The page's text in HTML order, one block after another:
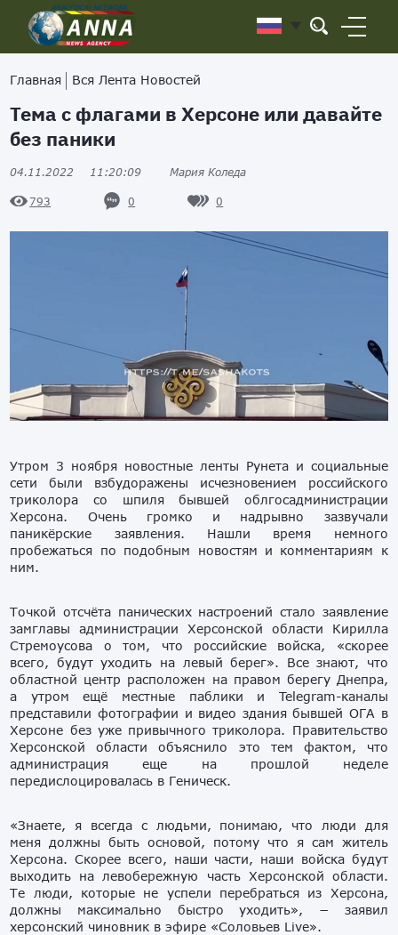
Главная Вся Лента Новостей
Тема с флагами в Херсоне или давайте
без паники
04.11.2022 11:20:09 Мария Коледа
793 0 0
Утром 3 ноября новостные ленты Рунета и социальные
сети были взбудоражены исчезновением российского
триколора со шпиля бывшей облгосадминистрации
Херсона. Очень громко и надрывно зазвучали
паникёрские заявления. Нашли время немного
пробежаться по подобным новостям и комментариям к
ним.
Точкой отсчёта панических настроений стало заявление
замглавы администрации Херсонской области Кирилла
Стремоусова о том, что российские войска, «скорее
всего, будут уходить на левый берег». Все знают, что
областной центр расположен на правом берегу Днепра,
а утром ещё местные паблики и Telegram-каналы
представили фотографии и видео здания бывшей ОГА в
Херсоне без уже привычного триколора. Правительство
Херсонской области объяснило это тем фактом, что
администрация еще на прошлой неделе
передислоцировалась в Геническ.
«Знаете, я всегда с людьми, понимаю, что люди для
меня должны быть основой, потому что я сам житель
Херсона. Скорее всего, наши части, наши войска будут
выходить на левобережную часть Херсонской области.
Те люди, которые не успели перебраться из Херсона,
должны максимально быстро уходить», − заявил
херсонский чиновник в эфире «Соловьев Live».